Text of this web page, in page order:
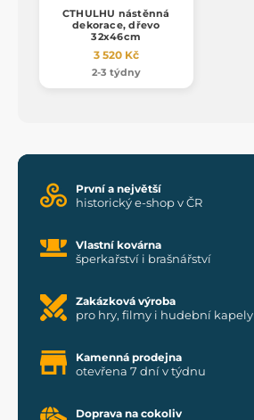
CTHULHU nástěnná
dekorace, dřevo
32x46cm
3 520 Kč
2-3 týdny
První a největší
historický e-shop v ČR
Vlastní kovárna
šperkařství i brašnářství
Zakázková výroba
pro hry, filmy i hudební kapely
Kamenná prodejna
otevřena 7 dní v týdnu
Doprava na cokoliv